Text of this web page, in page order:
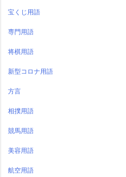
宝くじ用語
専門用語
将棋用語
新型コロナ用語
方言
相撲用語
競馬用語
美容用語
航空用語